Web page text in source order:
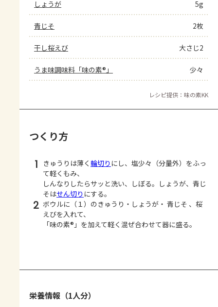
しょうが 5g
青じそ 2枚
干し桜えび 大さじ2
うま味調味料「味の素®」 少々
レシピ提供：味の素KK
つくり方
1 きゅうりは薄く 輪切り にし、塩少々（分量外）をふっ
て軽くもみ、
しんなりしたらサッと洗い、しぼる。しょうが、青じ
そはせん切り にする。
2 ボウルに（１）のきゅうり・しょうが・ 青じそ 、桜
えびを入れて、
「味の素®」を加えて軽く混ぜ合わせて器に盛る。
栄養情報（1人分）